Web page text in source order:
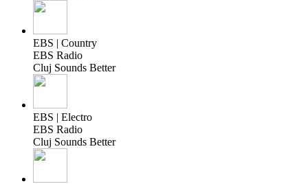
EBS | Country
EBS Radio
Cluj Sounds Better
EBS | Electro
EBS Radio
Cluj Sounds Better